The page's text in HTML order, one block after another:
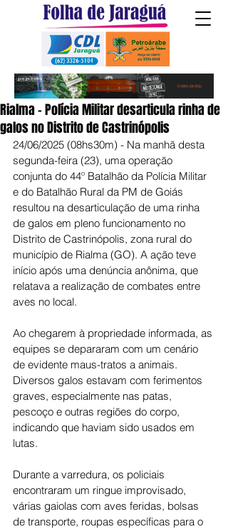
Rialma - Polícia Militar desarticula rinha de
galos no Distrito de Castrinópolis
24/06/2025 (08hs30m) - Na manhã desta
segunda-feira (23), uma operação
conjunta do 44º Batalhão da Polícia Militar
e do Batalhão Rural da PM de Goiás
resultou na desarticulação de uma rinha
de galos em pleno funcionamento no
Distrito de Castrinópolis, zona rural do
município de Rialma (GO). A ação teve
início após uma denúncia anônima, que
relatava a realização de combates entre
aves no local.
Ao chegarem à propriedade informada, as
equipes se depararam com um cenário
de evidente maus-tratos a animais.
Diversos galos estavam com ferimentos
graves, especialmente nas patas,
pescoço e outras regiões do corpo,
indicando que haviam sido usados em
lutas.
Durante a varredura, os policiais
encontraram um ringue improvisado,
várias gaiolas com aves feridas, bolsas
de transporte, roupas específicas para o